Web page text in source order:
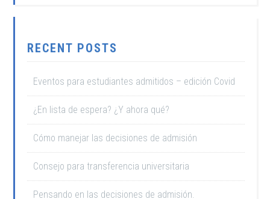
RECENT POSTS
Eventos para estudiantes admitidos – edición Covid
¿En lista de espera? ¿Y ahora qué?
Cómo manejar las decisiones de admisión
Consejo para transferencia universitaria
Pensando en las decisiones de admisión.